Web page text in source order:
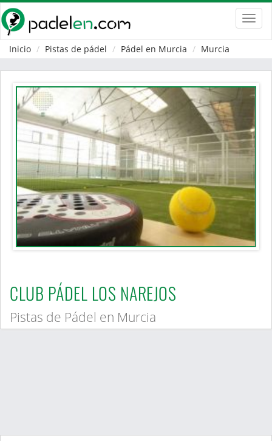
Inicio
Pistas de pádel Pádel en Murcia Murcia
CLUB PÁDEL LOS NAREJOS
Pistas de Pádel en Murcia